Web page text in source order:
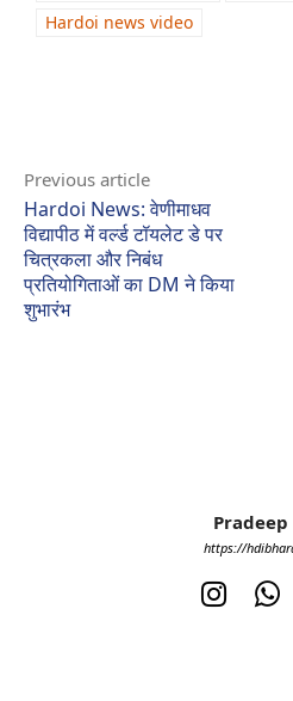
Hardoi news video
Previous article
Hardoi News: वेणीमाधव
विद्यापीठ में वर्ल्ड टॉयलेट डे पर
चित्रकला और निबंध
प्रतियोगिताओं का DM ने किया
शुभारंभ
Pradeep
https://